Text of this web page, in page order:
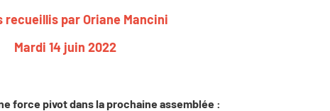
recueillis par Oriane Mancini
Mardi 14 juin 2022
force pivot dans la prochaine assemblée :